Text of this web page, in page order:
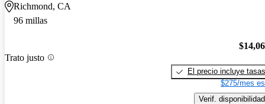
Richmond, CA
96 millas
Trato justo
El precio incluye tasas
$275/mes
Verif. disponibilidad